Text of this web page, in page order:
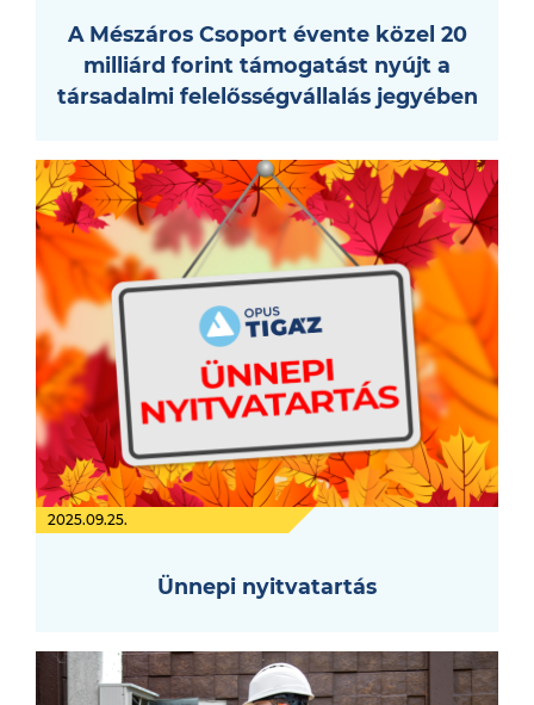
A Mészáros Csoport évente közel 20
milliárd forint támogatást nyújt a
társadalmi felelősségvállalás jegyében
2025.09.25.
Ünnepi nyitvatartás